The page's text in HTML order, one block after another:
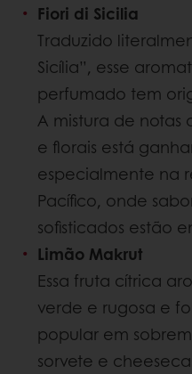
Fiori di Sicilia
Traduzido
Sicília”, esse
perfumado tem
A mistura de notas
e florais está
especialmente na
Pacífico, onde
sofisticados estão
Limão Makrut
Essa fruta cítrica
verde e rugosa e
popular em
sorvete e